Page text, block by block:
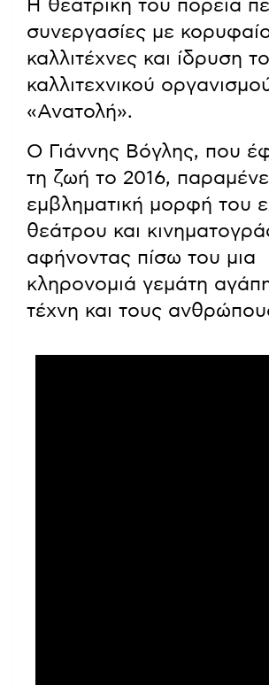
Η θεατρική του πορεία
συνεργασίες με
καλλιτέχνες και ίδρυση
καλλιτεχνικού
«Ανατολή».
Ο Γιάννης Βόγλης, που
τη ζωή το 2016,
εμβληματική μορφή του
θεάτρου και
αφήνοντας πίσω του μια
κληρονομιά γεμάτη
τέχνη και τους